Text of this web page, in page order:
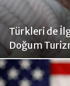
Türkleri de
Doğum